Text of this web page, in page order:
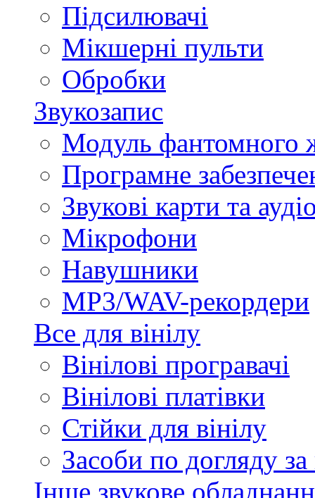
Підсилювачі
Мікшерні пульти
Обробки
Звукозапис
Модуль фантомного
Програмне
Звукові карти та
Мікрофони
Навушники
MP3/WAV-рекордери
Все для вінілу
Вінілові програвачі
Вінілові платівки
Стійки для вінілу
Засоби по догляду за
Інше звукове